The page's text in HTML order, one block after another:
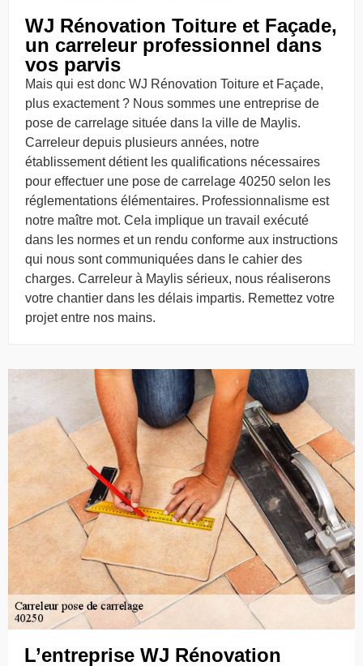
WJ Rénovation Toiture et Façade,
un carreleur professionnel dans
vos parvis
Mais qui est donc WJ Rénovation Toiture et Façade,
plus exactement ? Nous sommes une entreprise de
pose de carrelage située dans la ville de Maylis.
Carreleur depuis plusieurs années, notre
établissement détient les qualifications nécessaires
pour effectuer une pose de carrelage 40250 selon les
réglementations élémentaires. Professionnalisme est
notre maître mot. Cela implique un travail exécuté
dans les normes et un rendu conforme aux instructions
qui nous sont communiquées dans le cahier des
charges. Carreleur à Maylis sérieux, nous réaliserons
votre chantier dans les délais impartis. Remettez votre
projet entre nos mains.
L’entreprise WJ Rénovation